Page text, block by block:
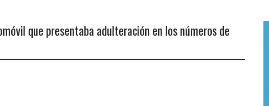
que presentaba adulteración en los números de